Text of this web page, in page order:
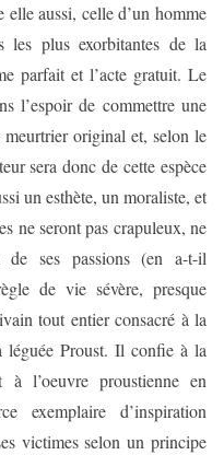
aussi, celle d’un homme
les plus exorbitantes de la
parfait et l’acte gratuit. Le
l’espoir de commettre une
original et, selon le
sera donc de cette espèce
un esthète, un moraliste, et
ne seront pas crapuleux, ne
de ses passions (en a-t-il
de vie sévère, presque
tout entier consacré à la
Proust. Il confie à la
à l’oeuvre proustienne en
exemplaire d’inspiration
victimes selon un principe